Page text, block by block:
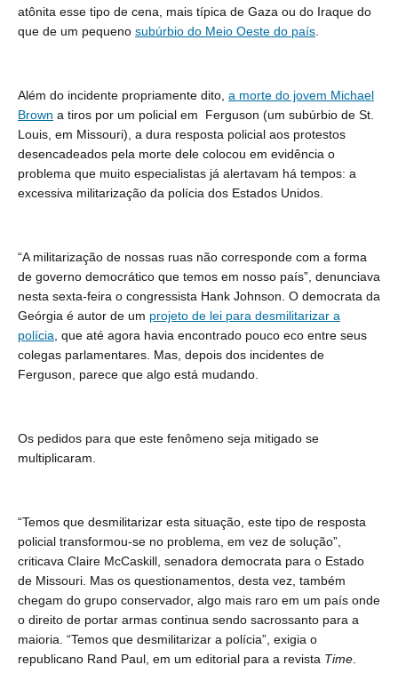
atônita esse tipo de cena, mais típica de Gaza ou do Iraque do
que de um pequeno subúrbio do Meio Oeste do país
Além do incidente propriamente dito, a morte do jovem Michael
Brown a tiros por um policial em
Ferguson (um subúrbio de St.
Louis, em Missouri) , a dura resposta policial aos protestos
desencadeados pela morte dele colocou em evidência o
problema que muito especialistas já alertavam há tempos: a
excessiva militarização da polícia dos Estados Unidos.
“A militarização de nossas ruas não corresponde com a forma
de governo democrático que temos em nosso país”, denunciava
nesta sexta-feira o congressista Hank Johnson. O democrata da
Geórgia é autor de um projeto de lei para desmilitarizar a
polícia , que até agora havia encontrado pouco eco entre seus
colegas parlamentares. Mas, depois dos incidentes de
Ferguson, parece que algo está mudando.
Os pedidos para que este fenômeno seja mitigado se
multiplicaram.
“Temos que desmilitarizar esta situação, este tipo de resposta
policial transformou-se no problema, em vez de solução”,
criticava Claire McCaskill, senadora democrata para o Estado
de Missouri. Mas os questionamentos, desta vez, também
chegam do grupo conservador, algo mais raro em um país onde
o direito de portar armas continua sendo sacrossanto para a
maioria. “Temos que desmilitarizar a polícia”, exigia o
republicano Rand Paul, em um editorial para a revista Time